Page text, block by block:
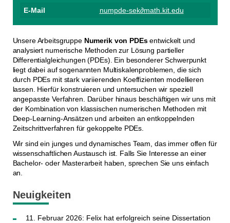
E-Mail
numpde-sek∂math.kit.edu
Unsere Arbeitsgruppe Numerik von PDEsentwickelt und
analysiert numerische Methoden zur Lösung partieller
Differentialgleichungen (PDEs). Ein besonderer Schwerpunkt
liegt dabei auf sogenannten Multiskalenproblemen, die sich
durch PDEs mit stark variierenden Koeffizienten modellieren
lassen. Hierfür konstruieren und untersuchen wir speziell
angepasste Verfahren. Darüber hinaus beschäftigen wir uns mit
der Kombination von klassischen numerischen Methoden mit
Deep-Learning-Ansätzen und arbeiten an entkoppelnden
Zeitschrittverfahren für gekoppelte PDEs.
Wir sind ein junges und dynamisches Team, das immer offen für
wissenschaftlichen Austausch ist. Falls Sie Interesse an einer
Bachelor- oder Masterarbeit haben, sprechen Sie uns einfach
an.
Neuigkeiten
11. Februar 2026: Felix hat erfolgreich seine Dissertation